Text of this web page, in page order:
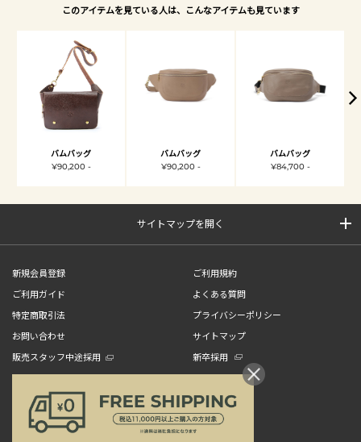
このアイテムを見ている人は、こんなアイテムも見ています
バムバッグ
¥90,200 -
バムバッグ
¥90,200 -
バムバッグ
¥84,700 -
サイトマップを開く
新規会員登録
ご利用規約
ご利用ガイド
よくある質問
特定商取引法
プライバシーポリシー
お問い合わせ
サイトマップ
販売スタッフ中途採用
新卒採用